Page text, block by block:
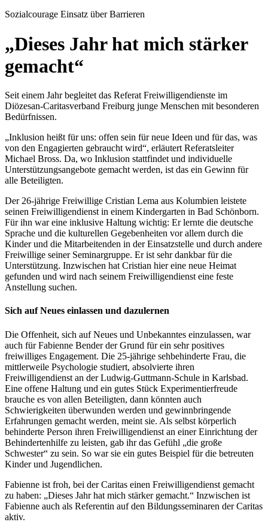
Sozialcourage Einsatz über Barrieren
„Dieses Jahr hat mich stärker
gemacht“
Seit einem Jahr begleitet das Referat Freiwilligendienste im
Diözesan-Caritasverband Freiburg junge Menschen mit besonderen
Bedürfnissen.
„Inklusion heißt für uns: offen sein für neue Ideen und für das, was
von den Engagierten gebraucht wird“, erläutert Referatsleiter
Michael Bross. Da, wo Inklusion stattfindet und individuelle
Unterstützungsangebote gemacht werden, ist das ein Gewinn für
alle Beteiligten.
Der 26-jährige Freiwillige Cristian Lema aus Kolumbien leistete
seinen Freiwilligendienst in einem Kindergarten in Bad Schönborn.
Für ihn war eine inklusive Haltung wichtig: Er lernte die deutsche
Sprache und die kulturellen Gegebenheiten vor allem durch die
Kinder und die Mitarbeitenden in der Einsatzstelle und durch andere
Freiwillige seiner Seminargruppe. Er ist sehr dankbar für die
Unterstützung. Inzwischen hat Cristian hier eine neue Heimat
gefunden und wird nach seinem Freiwilligendienst eine feste
Anstellung suchen.
Sich auf Neues einlassen und dazulernen
Die Offenheit, sich auf Neues und Unbekanntes einzulassen, war
auch für Fabienne Bender der Grund für ein sehr positives
freiwilliges Engagement. Die 25-jährige sehbehinderte Frau, die
mittlerweile Psychologie studiert, absolvierte ihren
Freiwilligendienst an der Ludwig-Guttmann-Schule in Karlsbad.
Eine offene Haltung und ein gutes Stück Experimentierfreude
brauche es von allen Beteiligten, dann könnten auch
Schwierigkeiten überwunden werden und gewinnbringende
Erfahrungen gemacht werden, meint sie. Als selbst körperlich
behinderte Person ihren Freiwilligendienst an einer Einrichtung der
Behindertenhilfe zu leisten, gab ihr das Gefühl „die große
Schwester“ zu sein. So war sie ein gutes Beispiel für die betreuten
Kinder und Jugendlichen.
Fabienne ist froh, bei der Caritas einen Freiwilligendienst gemacht
zu haben: „Dieses Jahr hat mich stärker gemacht.“ Inzwischen ist
Fabienne auch als Referentin auf den Bildungsseminaren der Caritas
aktiv.